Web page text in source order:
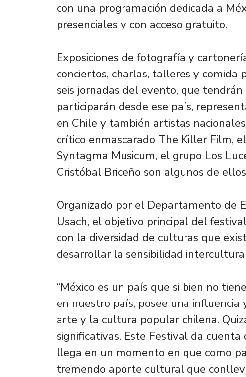
con una programación dedicada a
presenciales y con acceso gratuito.
Exposiciones de fotografía y
conciertos, charlas, talleres y comida
seis jornadas del evento, que
participarán desde ese país,
en Chile y también artistas
crítico enmascarado The Killer Film,
Syntagma Musicum, el grupo Los
Cristóbal Briceño son algunos de
Organizado por el Departamento de
Usach, el objetivo principal del
con la diversidad de culturas que
desarrollar la sensibilidad
“México es un país que si bien no
en nuestro país, posee una
arte y la cultura popular chilena.
significativas. Este Festival da
llega en un momento en que como
tremendo aporte cultural que